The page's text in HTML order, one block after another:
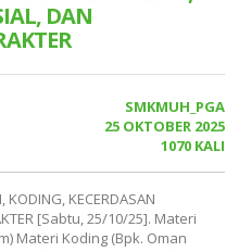
DAN
SMKMUH_PGA
25 OKTOBER 2025
1070 KALI
KODING, KECERDASAN
[Sabtu, 25/10/25]. Materi
Materi Koding (Bpk. Oman